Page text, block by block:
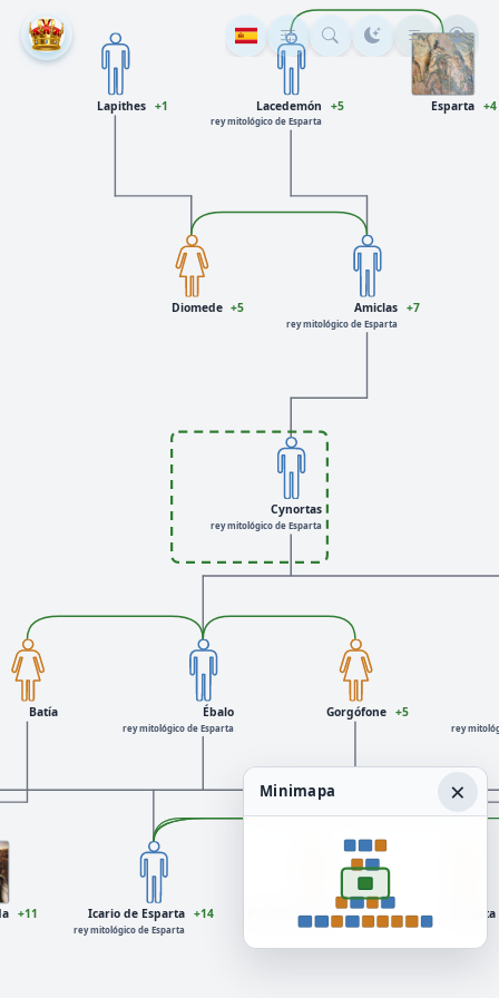
+11
Lacedemón
rey mitológico de Esparta
+5
Policasta
Lapithes +1 Esparta +4
rey
Icario de Esparta
rey mitológico de Esparta
+14
Cynortas
rey mitológico de Esparta
Ébalo
rey mitológico de Esparta
Peribea (náyade) +6
Diomede +5 Amiclas
rey mitológico de Esparta
+7
Batía Gorgófone +5
Minimapa ×